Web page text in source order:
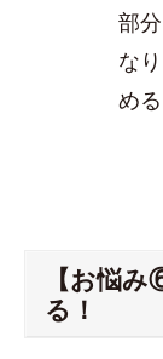
部
な
め
【お悩
る！